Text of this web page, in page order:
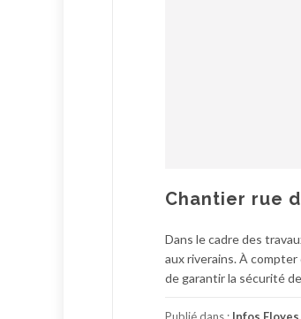
Chantier rue
Dans le cadre des
aux riverains. À compter
de garantir la sécurité